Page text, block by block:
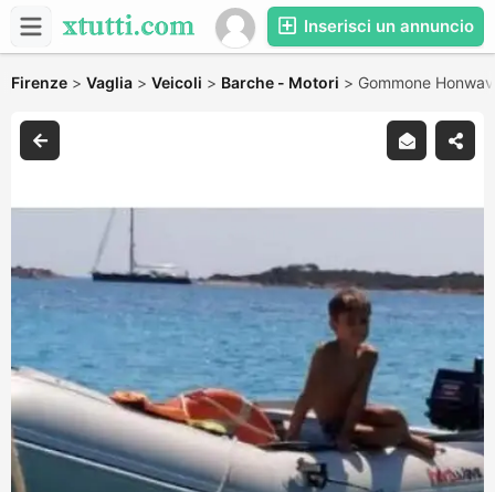
Inserisci un annuncio
Firenze > Vaglia > Veicoli > Barche - Motori > Gommone